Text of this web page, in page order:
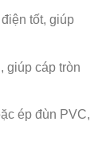
tốt, giúp
giúp cáp tròn
ép đùn PVC,